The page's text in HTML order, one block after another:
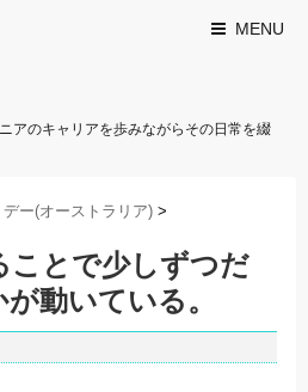
MENU
のキャリアを歩みながらその日常を綴
ー(オーストラリア) >
ことで少しずつだ
動いている。